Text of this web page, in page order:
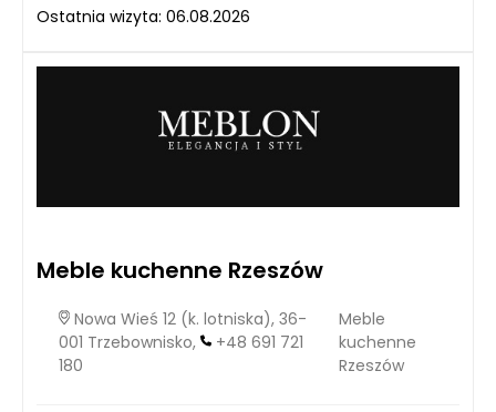
Ostatnia wizyta: 06.08.2026
Meble kuchenne Rzeszów
Nowa Wieś 12 (k. lotniska), 36-
001 Trzebownisko,
+48 691 721
180
Meble
kuchenne
Rzeszów